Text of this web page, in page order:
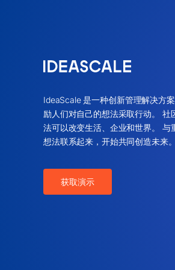
IdeaScale 是一种创新管理解决方
励人们对自己的想法采取行动。 社
法可以改变生活、企业和世界。 与
想法联系起来，开始共同创造未来。
获取演示